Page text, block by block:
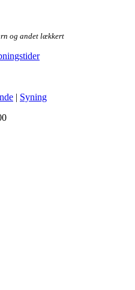
og andet lækkert
| Syning